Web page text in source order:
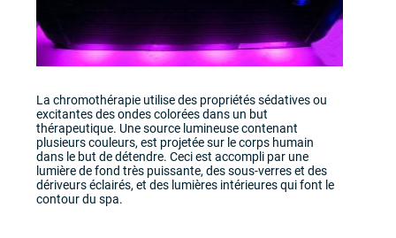
La chromothérapie utilise des propriétés sédatives ou
excitantes des ondes colorées dans un but
thérapeutique. Une source lumineuse contenant
plusieurs couleurs, est projetée sur le corps humain
dans le but de détendre. Ceci est accompli par une
lumière de fond très puissante, des sous-verres et des
dériveurs éclairés, et des lumières intérieures qui font le
contour du spa.